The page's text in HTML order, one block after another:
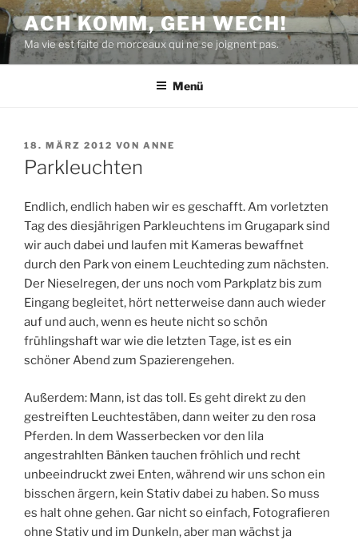
Zum
Inhalt
springen
ACH KOMM, GEH WECH!
Ma vie est faite de morceaux qui ne se joignent pas.
Menü
VERÖFFENTLICHT
AM
18. MÄRZ 2012 VON ANNE
Parkleuchten
Endlich, endlich haben wir es geschafft. Am vorletzten
Tag des diesjährigen Parkleuchtens im Grugapark sind
wir auch dabei und laufen mit Kameras bewaffnet
durch den Park von einem Leuchteding zum nächsten.
Der Nieselregen, der uns noch vom Parkplatz bis zum
Eingang begleitet, hört netterweise dann auch wieder
auf und auch, wenn es heute nicht so schön
frühlingshaft war wie die letzten Tage, ist es ein
schöner Abend zum Spazierengehen.
Außerdem: Mann, ist das toll. Es geht direkt zu den
gestreiften Leuchtestäben, dann weiter zu den rosa
Pferden. In dem Wasserbecken vor den lila
angestrahlten Bänken tauchen fröhlich und recht
unbeeindruckt zwei Enten, während wir uns schon ein
bisschen ärgern, kein Stativ dabei zu haben. So muss
es halt ohne gehen. Gar nicht so einfach, Fotografieren
ohne Stativ und im Dunkeln, aber man wächst ja